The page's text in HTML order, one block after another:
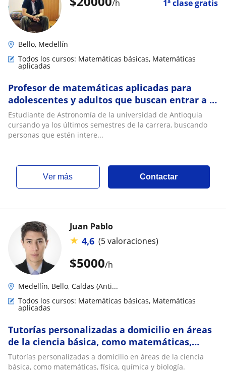
/h 1ª clase gratis
Bello, Medellín
Todos los cursos: Matemáticas básicas, Matemáticas
aplicadas
Profesor de matemáticas aplicadas para
adolescentes y adultos que buscan entrar a la
universidad
Estudiante de Astronomía de la universidad de Antioquia
cursando ya los últimos semestres de la carrera, buscando
personas que estén intere...
ver más Contactar
$5000/h
Juan Pablo
★ 4,6 (5 valoraciones)
Medellín, Bello, Caldas (Anti...
Todos los cursos: Matemáticas básicas, Matemáticas
aplicadas
Tutorías personalizadas a domicilio en áreas
de la ciencia básica, como matemáticas,
física, química y biología
Tutorías personalizadas a domicilio en áreas de la ciencia
básica, como matemáticas, física, química y biología.